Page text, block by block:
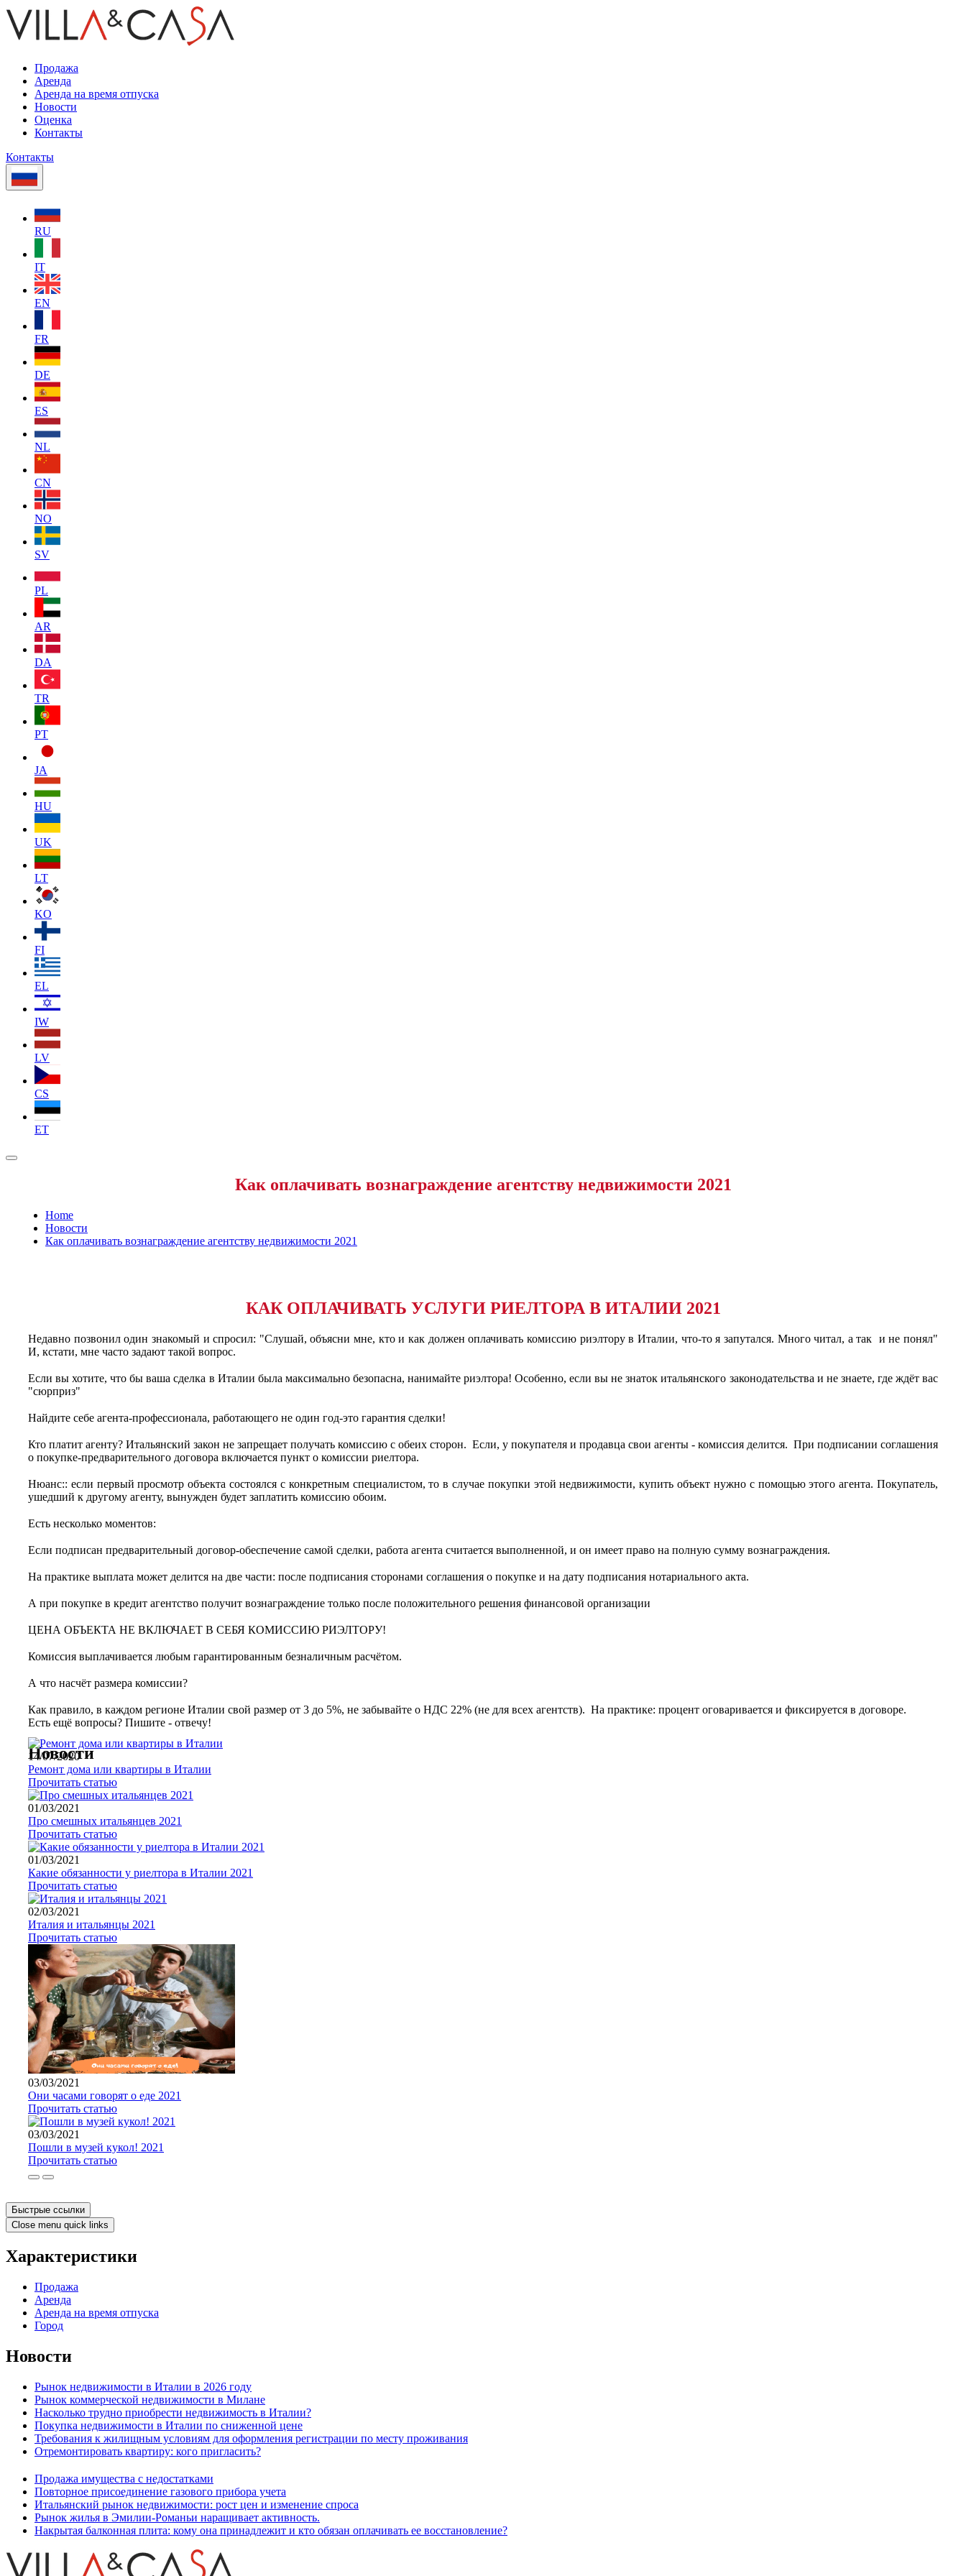
Продажа
Аренда
Аренда на время отпуска
Новости
Оценка
Контакты
Контакты
RU
IT
EN
FR
DE
ES
NL
CN
NO
SV
PL
AR
DA
TR
PT
JA
HU
UK
LT
KO
FI
EL
IW
LV
CS
ET
Как оплачивать вознаграждение агентству недвижимости 2021
Home
Новости
Как оплачивать вознаграждение агентству недвижимости 2021
КАК ОПЛАЧИВАТЬ УСЛУГИ РИЕЛТОРА В ИТАЛИИ 2021
Недавно позвонил один знакомый и спросил: "Слушай, объясни мне, кто и как должен оплачивать комиссию риэлтору в Италии, что-то я запутался. Много читал, а так и не понял"
И, кстати, мне часто задают такой вопрос.
Если вы хотите, что бы ваша сделка в Италии была максимально безопасна, нанимайте риэлтора! Особенно, если вы не знаток итальянского законодательства и не знаете, где ждёт вас
"сюрприз"
Найдите себе агента-профессионала, работающего не один год-это гарантия сделки!
Кто платит агенту? Итальянский закон не запрещает получать комиссию с обеих сторон. Если, у покупателя и продавца свои агенты - комиссия делится. При подписании соглашения
о покупке-предварительного договора включается пункт о комиссии риелтора.
Нюанс:: если первый просмотр объекта состоялся с конкретным специалистом, то в случае покупки этой недвижимости, купить объект нужно с помощью этого агента. Покупатель,
ушедший к другому агенту, вынужден будет заплатить комиссию обоим.
Есть несколько моментов:
Если подписан предварительный договор-обеспечение самой сделки, работа агента считается выполненной, и он имеет право на полную сумму вознаграждения.
На практике выплата может делится на две части: после подписания сторонами соглашения о покупке и на дату подписания нотариального акта.
А при покупке в кредит агентство получит вознаграждение только после положительного решения финансовой организации
ЦЕНА ОБЪЕКТА НЕ ВКЛЮЧАЕТ В СЕБЯ КОМИССИЮ РИЭЛТОРУ!
Комиссия выплачивается любым гарантированным безналичным расчётом.
А что насчёт размера комиссии?
Как правило, в каждом регионе Италии свой размер от 3 до 5%, не забывайте о НДС 22% (не для всех агентств). На практике: процент оговаривается и фиксируется в договоре.
Есть ещё вопросы? Пишите - отвечу!
Новости
14/07/2020
Pемонт дома или квартиры в Италии
Прочитать статью
01/03/2021
Про смешных итальянцев 2021
Прочитать статью
01/03/2021
Какие обязанности у риелтора в Италии 2021
Прочитать статью
02/03/2021
Италия и итальянцы 2021
Прочитать статью
03/03/2021
Они часами говорят о еде 2021
Прочитать статью
03/03/2021
Пошли в музей кукол! 2021
Прочитать статью
Быстрые ссылки
Close menu quick links
Характеристики
Продажа
Аренда
Аренда на время отпуска
Город
Новости
Рынок недвижимости в Италии в 2026 году
Рынок коммерческой недвижимости в Милане
Насколько трудно приобрести недвижимость в Италии?
Покупка недвижимости в Италии по сниженной цене
Требования к жилищным условиям для оформления регистрации по месту проживания
Отремонтировать квартиру: кого пригласить?
Продажа имущества с недостатками
Повторное присоединение газового прибора учета
Итальянский рынок недвижимости: рост цен и изменение спроса
Рынок жилья в Эмилии-Романьи наращивает активность.
Накрытая балконная плита: кому она принадлежит и кто обязан оплачивать ее восстановление?